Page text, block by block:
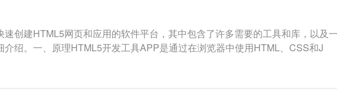
创建HTML5网页和应用的软件平台，其中包含了许多需要的工具和库，以及
绍。一、原理HTML5开发工具APP是通过在浏览器中使用HTML、CSS和J